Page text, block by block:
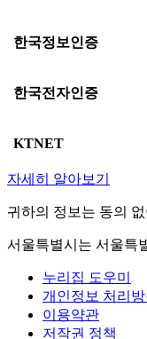
한국정보인증
한국전자인증
KTNET
자세히 알아보기
귀하의 정보는 동의
서울특별시는 서울특
누리집 도우미
개인정보 처리방
이용약관
저작권 정책